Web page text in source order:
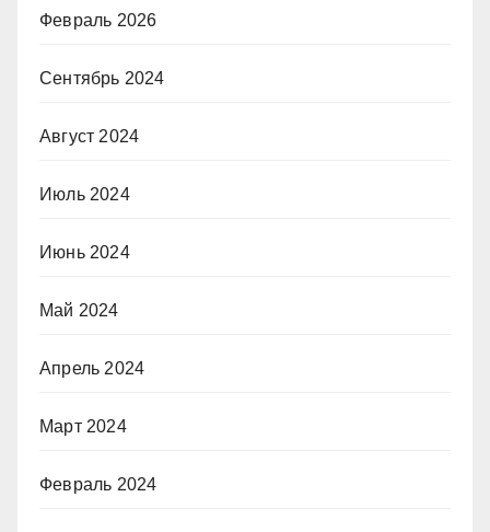
Февраль 2026
Сентябрь 2024
Август 2024
Июль 2024
Июнь 2024
Май 2024
Апрель 2024
Март 2024
Февраль 2024